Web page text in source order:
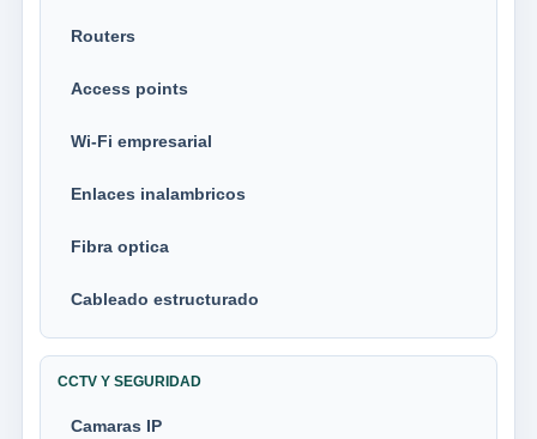
Routers
Access points
Wi-Fi empresarial
Enlaces inalambricos
Fibra optica
Cableado estructurado
CCTV Y SEGURIDAD
Camaras IP